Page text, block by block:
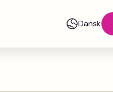
Dansk